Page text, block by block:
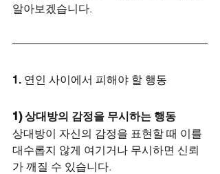
알아보겠습니다.
1. 연인 사이에서 피해야 할 행동
1) 상대방의 감정을 무시하는 행동
상대방이 자신의 감정을 표현할 때 이를
대수롭지 않게 여기거나 무시하면 신뢰
가 깨질 수 있습니다.